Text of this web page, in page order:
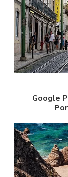
Google